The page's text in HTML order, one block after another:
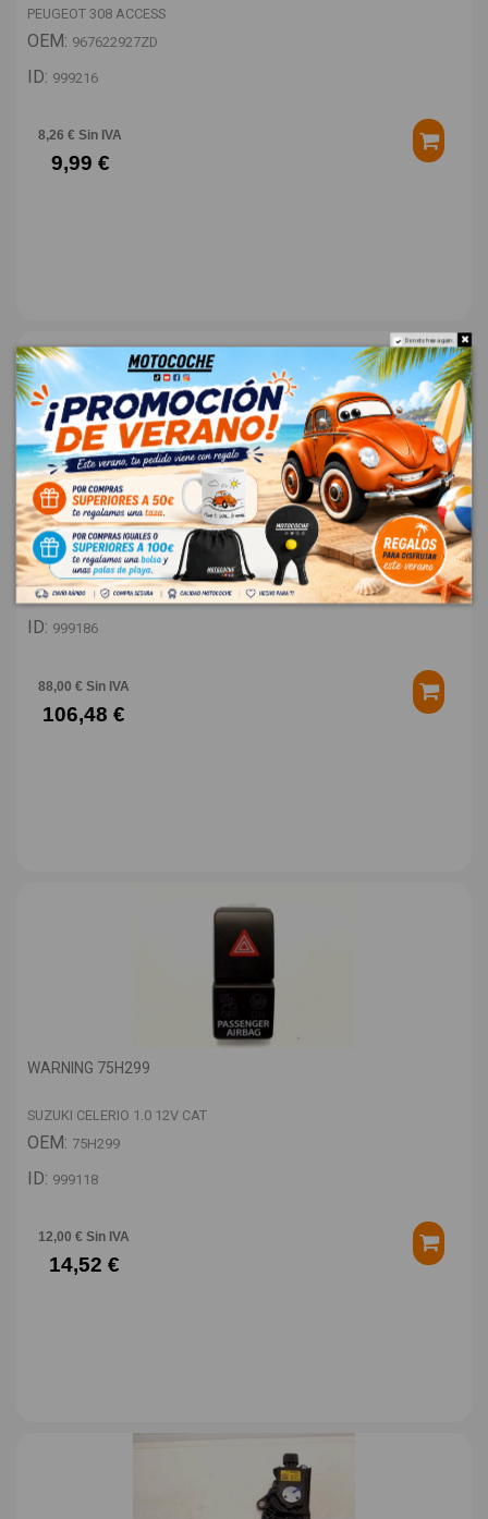
PEUGEOT 308 ACCESS
OEM: 967622927ZD
ID: 999216
8,26 € Sin IVA
9,99 €
CUADRO INSTRUMENTOS 9807588380 2170671285
PEUGEOT 308 ACCESS
OEM:9807588380
ID: 999186
88,00 € Sin IVA
106,48 €
WARNING 75H299
SUZUKI CELERIO 1.0 12V CAT
OEM: 75H299
ID: 999118
12,00 € Sin IVA
14,52 €
Do not show again.